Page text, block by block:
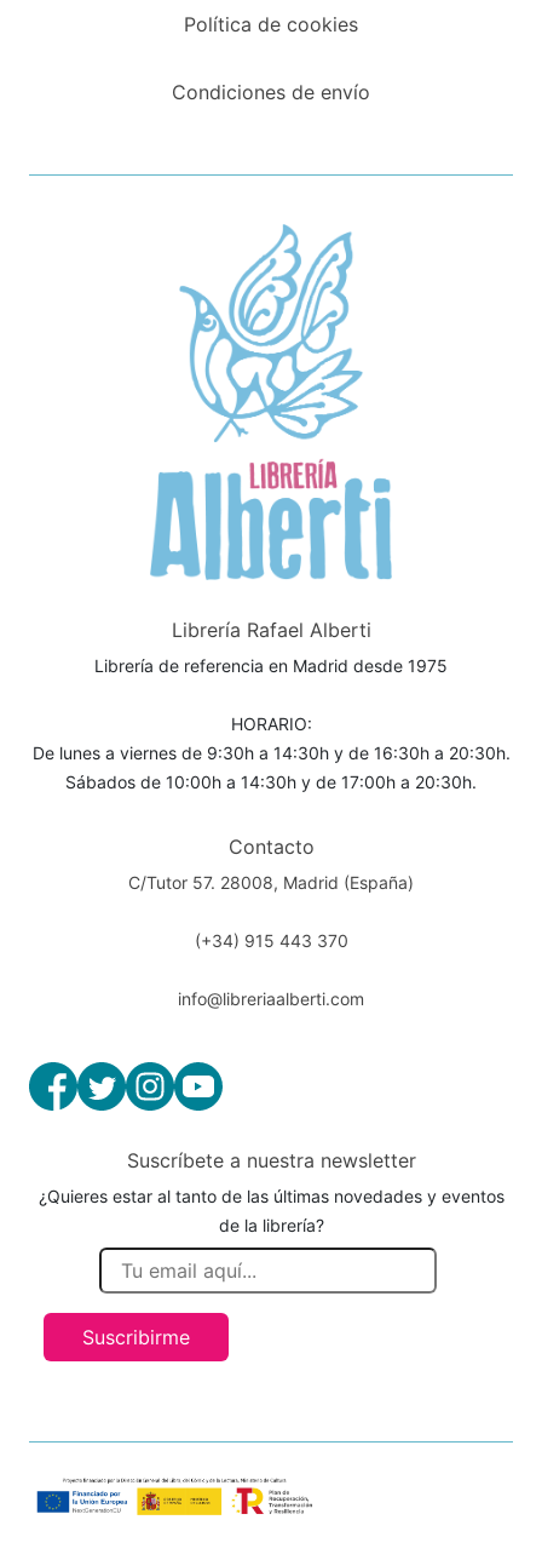
Política de cookies
Condiciones de envío
Librería Rafael Alberti
Librería de referencia en Madrid desde 1975
HORARIO:
De lunes a viernes de 9:30h a 14:30h y de 16:30h a 20:30h.
Sábados de 10:00h a 14:30h y de 17:00h a 20:30h.
Contacto
C/Tutor 57. 28008, Madrid (España)
(+34) 915 443 370
info@libreriaalberti.com
Suscríbete a nuestra newsletter
¿Quieres estar al tanto de las últimas novedades y eventos
de la librería?
Suscribirme